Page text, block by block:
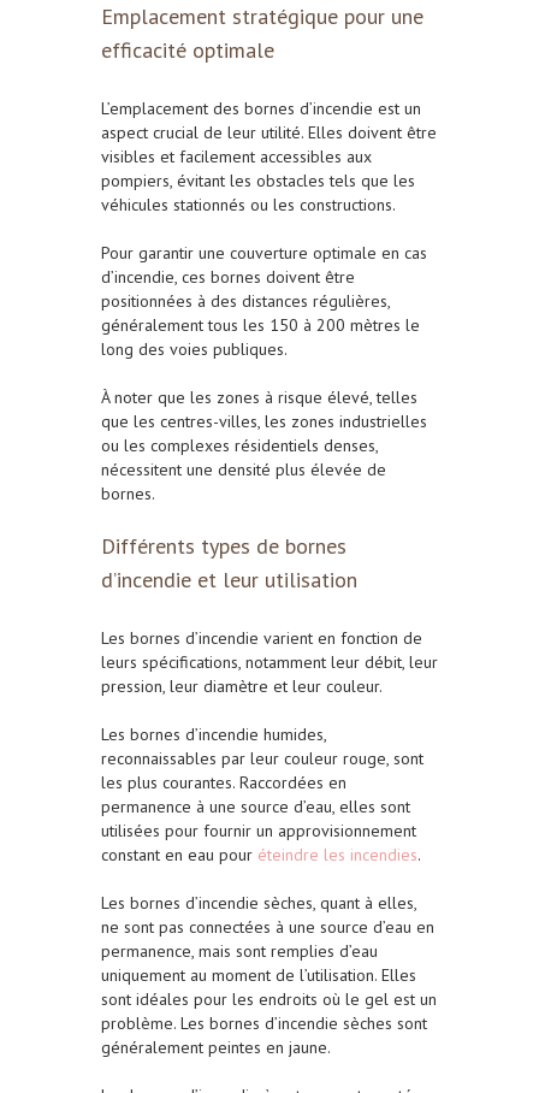
Emplacement stratégique pour une
efficacité optimale
L’emplacement des bornes d’incendie est un
aspect crucial de leur utilité. Elles doivent être
visibles et facilement accessibles aux
pompiers, évitant les obstacles tels que les
véhicules stationnés ou les constructions.
Pour garantir une couverture optimale en cas
d’incendie, ces bornes doivent être
positionnées à des distances régulières,
généralement tous les 150 à 200 mètres le
long des voies publiques.
À noter que les zones à risque élevé, telles
que les centres-villes, les zones industrielles
ou les complexes résidentiels denses,
nécessitent une densité plus élevée de
bornes.
Différents types de bornes
d’incendie et leur utilisation
Les bornes d’incendie varient en fonction de
leurs spécifications, notamment leur débit, leur
pression, leur diamètre et leur couleur.
Les bornes d’incendie humides,
reconnaissables par leur couleur rouge, sont
les plus courantes. Raccordées en
permanence à une source d’eau, elles sont
utilisées pour fournir un approvisionnement
constant en eau pour éteindre les incendies.
Les bornes d’incendie sèches, quant à elles,
ne sont pas connectées à une source d’eau en
permanence, mais sont remplies d’eau
uniquement au moment de l’utilisation. Elles
sont idéales pour les endroits où le gel est un
problème. Les bornes d’incendie sèches sont
généralement peintes en jaune.